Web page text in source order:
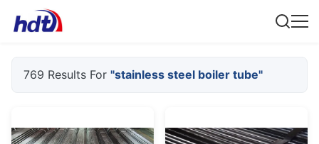
769 Results For "stainless steel boiler tube"